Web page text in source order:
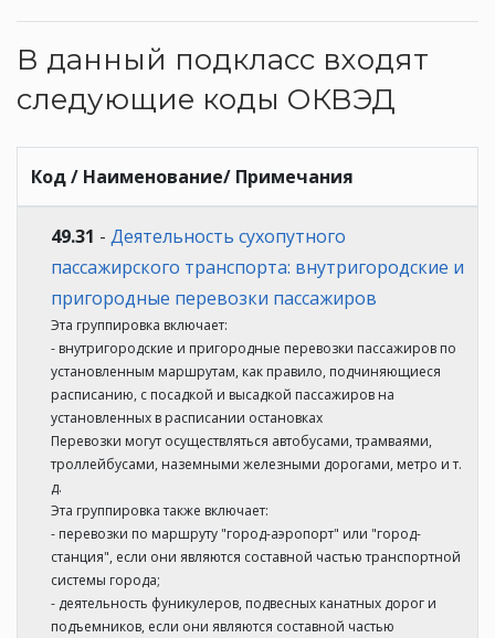
В данный подкласс входят
следующие коды ОКВЭД
Код / Наименование/ Примечания
49.31 - Деятельность сухопутного
пассажирского транспорта: внутригородские и
пригородные перевозки пассажиров
Эта группировка включает:
- внутригородские и пригородные перевозки пассажиров по
установленным маршрутам, как правило, подчиняющиеся
расписанию, с посадкой и высадкой пассажиров на
установленных в расписании остановках
Перевозки могут осуществляться автобусами, трамваями,
троллейбусами, наземными железными дорогами, метро и т.
д.
Эта группировка также включает:
- перевозки по маршруту "город-аэропорт" или "город-
станция", если они являются составной частью транспортной
системы города;
- деятельность фуникулеров, подвесных канатных дорог и
подъемников, если они являются составной частью